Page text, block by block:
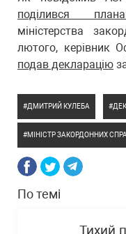
поділився
міністерства
лютого, керівник
подав декларацію
ДМИТРИЙ КУЛЕБА
МІНІСТР ЗАКОРДОННИХ
По темі
Тихий